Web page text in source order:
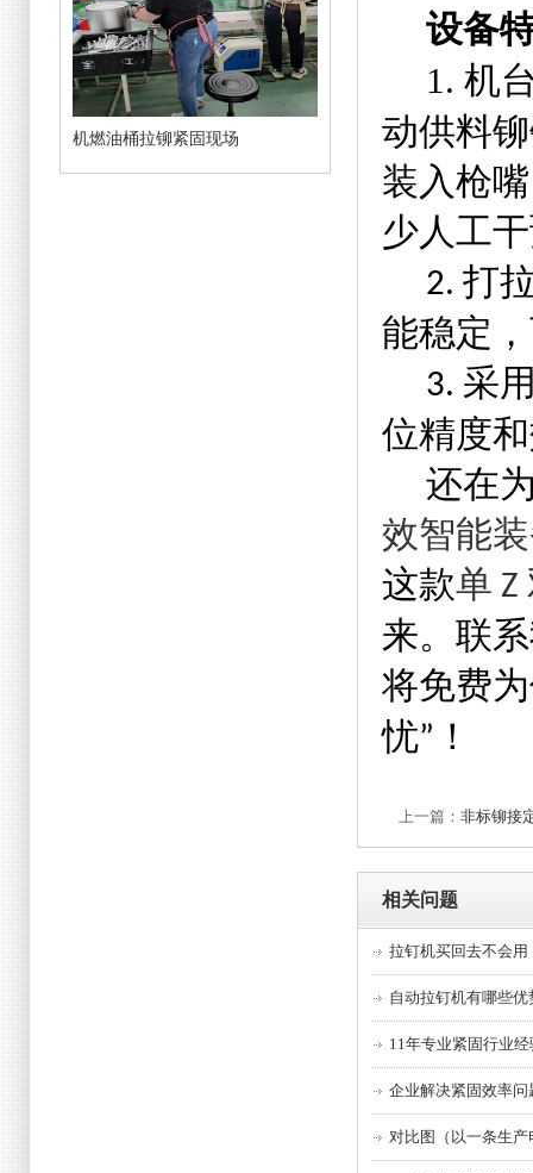
机燃油桶拉铆紧固现场
设备
1. 机
动供料
装入枪
少人工
2. 打
能稳定
3. 采
位精度
还在
效智能
这款单 Z
来。联
将免费
忧” ！
上一篇： 非标铆接
每一例都是一种解
相关问题
拉钉机买回去不会
自动拉钉机有哪些优
11年专业紧固行业
企业解决紧固效率问
对比图（以一条生